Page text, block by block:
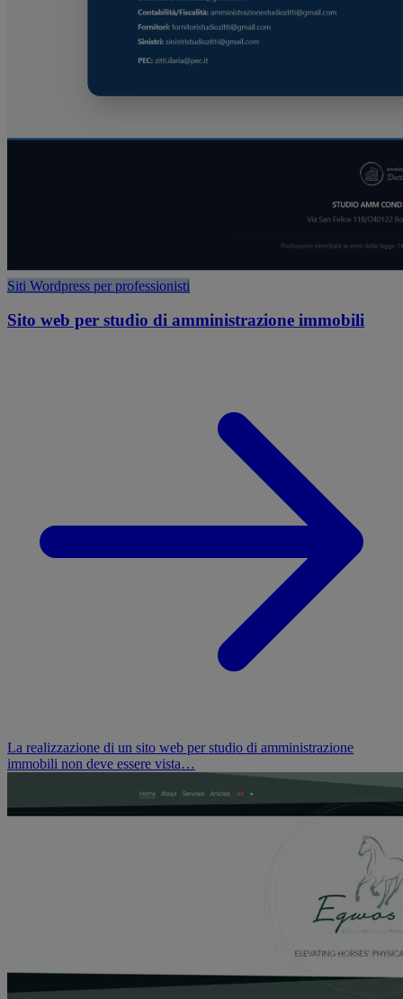
Siti Wordpress per professionisti
Sito web per studio di amministrazione immobili
La realizzazione di un sito web per studio di amministrazione
immobili non deve essere vista…